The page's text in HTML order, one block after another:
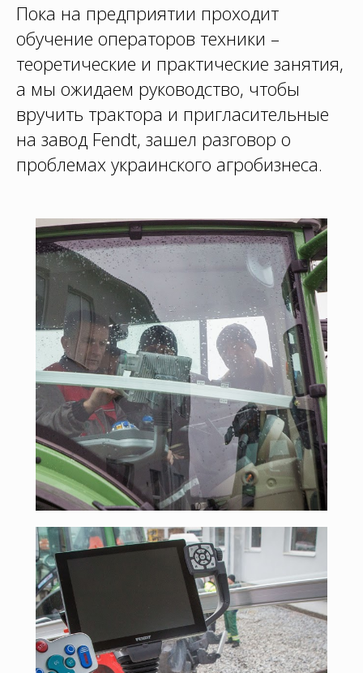
Пока на предприятии проходит
обучение операторов техники –
теоретические и практические занятия,
а мы ожидаем руководство, чтобы
вручить трактора и пригласительные
на завод Fendt, зашел разговор о
проблемах украинского агробизнеса.